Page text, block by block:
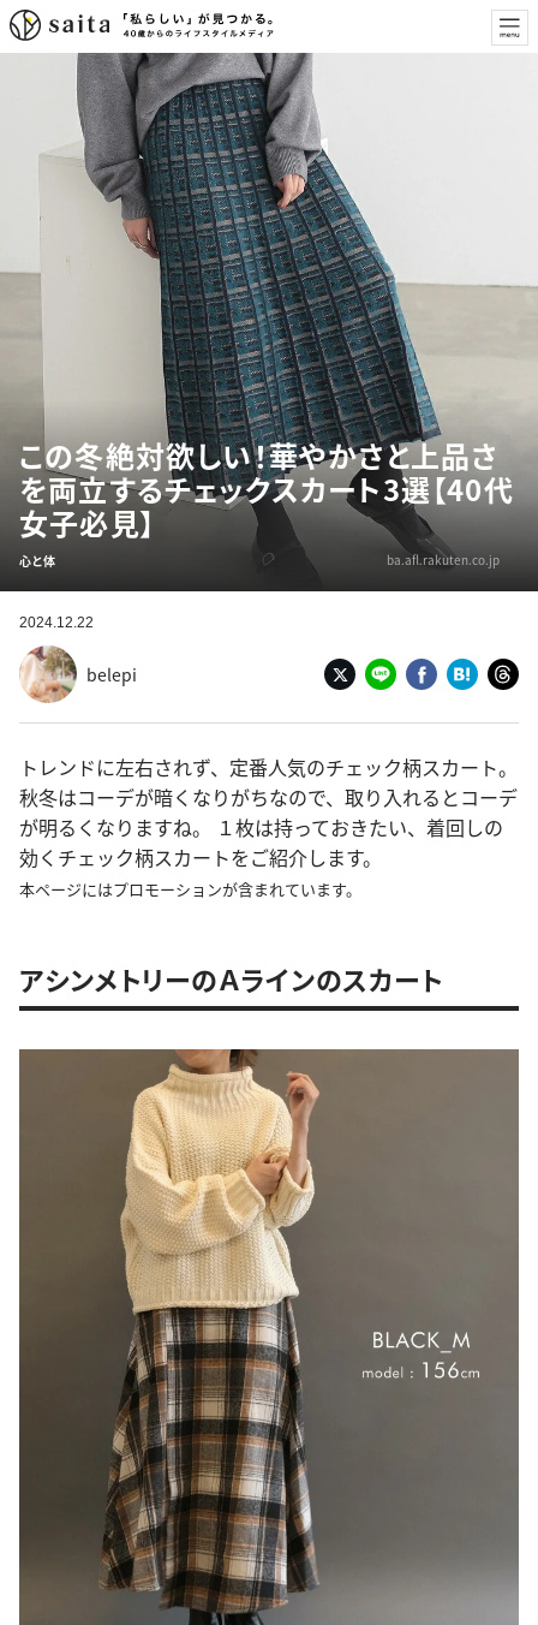
この冬絶対欲しい！華やかさと上品さ
を両立するチェックスカート3選【40代
女子必見】
心と体 ba.afl.rakuten.co.jp
2024.12.22
belepi
トレンドに左右されず、定番人気のチェック柄スカート。
秋冬はコーデが暗くなりがちなので、取り入れるとコーデ
が明るくなりますね。 １枚は持っておきたい、着回しの
効くチェック柄スカートをご紹介します。
本ページにはプロモーションが含まれています。
アシンメトリーのＡラインのスカート